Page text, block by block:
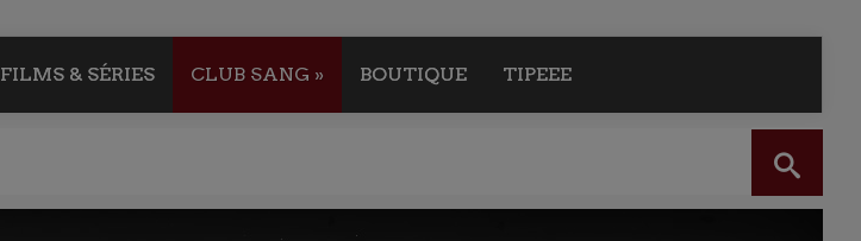
FILMS & SÉRIES CLUB SANG » BOUTIQUE TIPEEE